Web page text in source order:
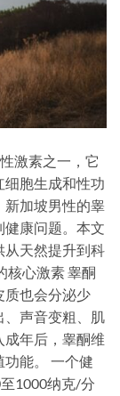
激素之一，它
胞生成和性功
加坡男性的睾
康问题。本文
从天然提升到科
核心激素 睾酮
质也会分泌少
、声音变粗、肌
年后，睾酮维
能。 一个健
1000纳克/分